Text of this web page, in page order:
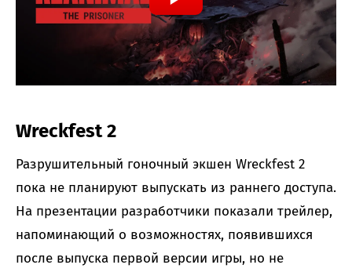
Wreckfest 2
Разрушительный гоночный экшен Wreckfest 2
пока не планируют выпускать из раннего доступа.
На презентации разработчики показали трейлер,
напоминающий о возможностях, появившихся
после выпуска первой версии игры, но не